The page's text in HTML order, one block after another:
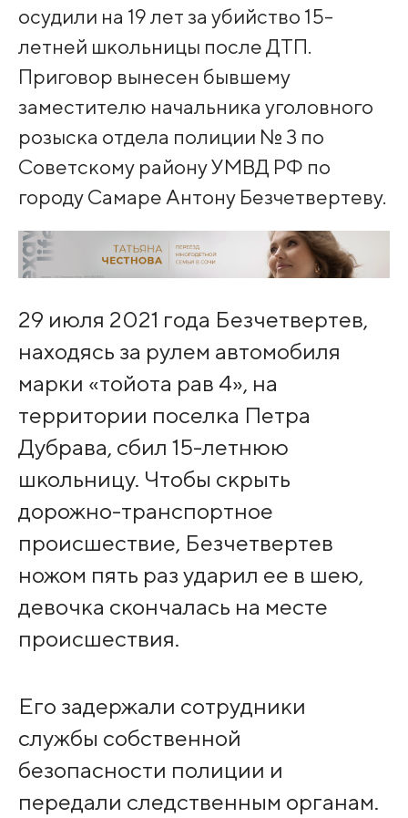
осудили на 19 лет за убийство 15-
летней школьницы после ДТП.
Приговор вынесен бывшему
заместителю начальника уголовного
розыска отдела полиции № 3 по
Советскому району УМВД РФ по
городу Самаре Антону Безчетвертеву.
29 июля 2021 года Безчетвертев,
находясь за рулем автомобиля
марки «тойота рав 4», на
территории поселка Петра
Дубрава, сбил 15-летнюю
школьницу. Чтобы скрыть
дорожно-транспортное
происшествие, Безчетвертев
ножом пять раз ударил ее в шею,
девочка скончалась на месте
происшествия.
Его задержали сотрудники
службы собственной
безопасности полиции и
передали следственным органам.